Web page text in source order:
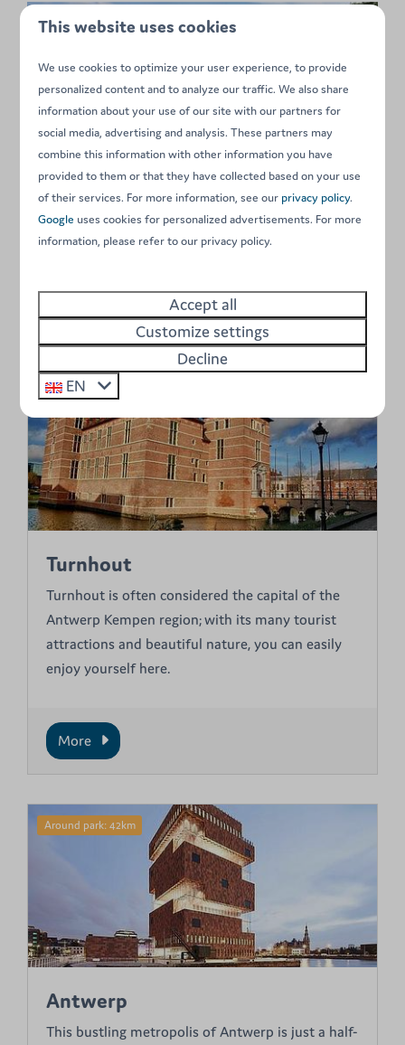
Show more ↓
Around park: 4km
Turnhout
Turnhout is often considered the capital of the
Antwerp Kempen region; with its many tourist
attractions and beautiful nature, you can easily
enjoy yourself here.
More
Around park: 42km
Antwerp
This bustling metropolis of Antwerp is just a half-
This website uses cookies
We use cookies to optimize your user experience, to provide
personalized content and to analyze our traffic. We also share
information about your use of our site with our partners for
social media, advertising and analysis. These partners may
combine this information with other information you have
provided to them or that they have collected based on your use
of their services. For more information, see our privacy policy.
Google uses cookies for personalized advertisements. For more
information, please refer to our privacy policy.
Accept all
Customize settings
Decline
EN